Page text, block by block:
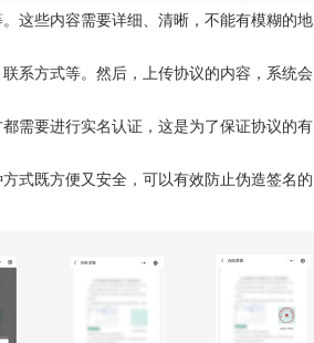
这些内容需要详细、清晰，不能有模糊的地
系方式等。然后，上传协议的内容，系统会
需要进行实名认证，这是为了保证协议的有
式既方便又安全，可以有效防止伪造签名的